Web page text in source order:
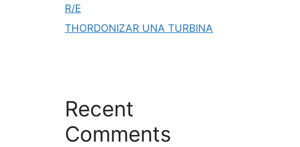
R/E
THORDONIZAR UNA TURBINA
Recent
Comments